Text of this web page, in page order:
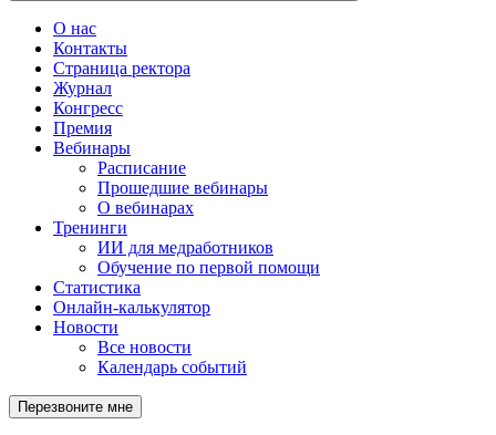
О нас
Контакты
Страница ректора
Журнал
Конгресс
Премия
Вебинары
Расписание
Прошедшие вебинары
О вебинарах
Тренинги
ИИ для медработников
Обучение по первой помощи
Статистика
Онлайн-калькулятор
Новости
Все новости
Календарь событий
Перезвоните мне